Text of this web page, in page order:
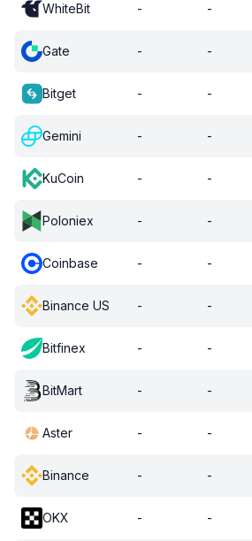
WhiteBit - -
Gate - -
Bitget - -
Gemini - -
KuCoin - -
Poloniex - -
Coinbase - -
Binance US - -
Bitfinex - -
BitMart - -
Aster - -
Binance - -
OKX - -